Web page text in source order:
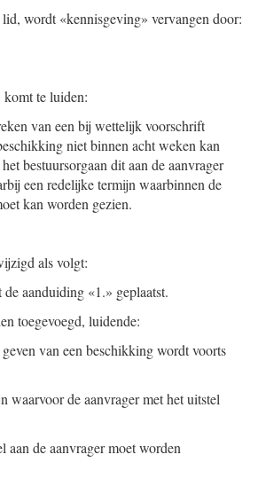
wordt «kennisgeving» vervangen door:
te luiden:
van een bij wettelijk voorschrift
niet binnen acht weken kan
bestuursorgaan dit aan de aanvrager
een redelijke termijn waarbinnen de
kan worden gezien.
als volgt:
aanduiding «1.» geplaatst.
toegevoegd, luidende:
van een beschikking wordt voorts
waarvoor de aanvrager met het uitstel
aan de aanvrager moet worden